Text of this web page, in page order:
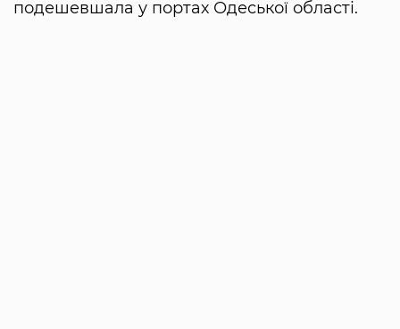
подешевшала у портах Одеської області.